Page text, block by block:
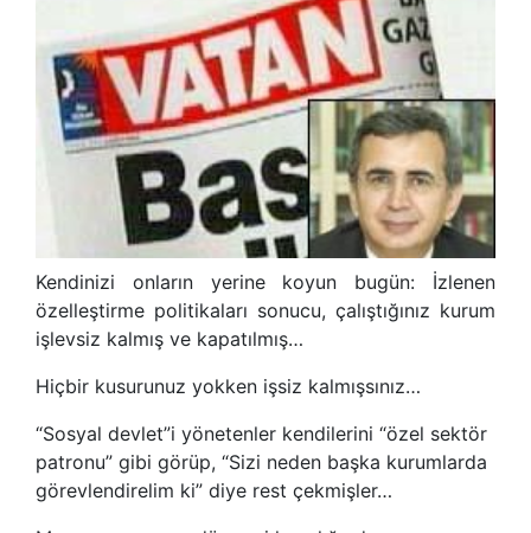
Kendinizi onların yerine koyun bugün: İzlenen
özelleştirme politikaları sonucu, çalıştığınız kurum
işlevsiz kalmış ve kapatılmış…
Hiçbir kusurunuz yokken işsiz kalmışsınız…
“Sosyal devlet”i yönetenler kendilerini “özel sektör
patronu” gibi görüp, “Sizi neden başka kurumlarda
görevlendirelim ki” diye rest çekmişler…